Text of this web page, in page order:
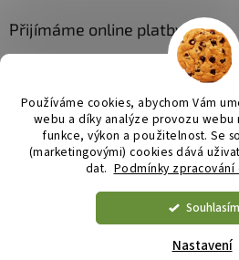
Používáme cookies, abychom Vám
webu a díky analýze provozu
funkce, výkon a použitelnost. Se
(marketingovými) cookies dává
dat. Podmínky zpracování
Souhlasím
Nastavení
Přijímáme online platby
Vytvořil
JL bytové doplňky.
Upravit nastavení